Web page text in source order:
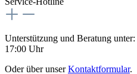
Unterstützung und Beratung unter:
17:00 Uhr
Oder über unserKontaktformular.